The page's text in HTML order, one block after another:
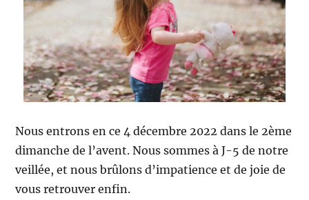
Nous entrons en ce 4 décembre 2022 dans le 2ème
dimanche de l’avent. Nous sommes à J-5 de notre
veillée, et nous brûlons d’impatience et de joie de
vous retrouver enfin.